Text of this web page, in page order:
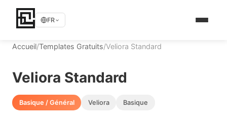
FR
Accueil/Templates Gratuits/Veliora Standard
Veliora Standard
Basique / Général Veliora Basique